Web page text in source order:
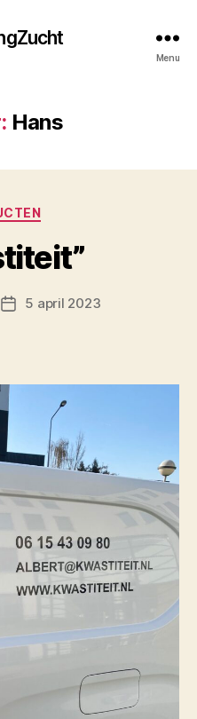
Menu
Hans
Berichtdatum
5 april 2023